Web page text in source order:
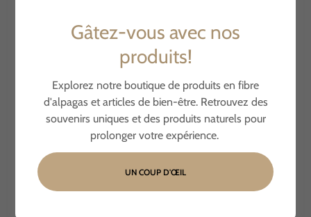
Sign in to your account to access your profile, history, and
any private pages you've been granted access to.
SIGN IN
Gâtez-vous avec nos
produits!
Explorez notre boutique de produits en fibre
d'alpagas et articles de bien-être. Retrouvez des
souvenirs uniques et des produits naturels pour
prolonger votre expérience.
UN COUP D'ŒIL